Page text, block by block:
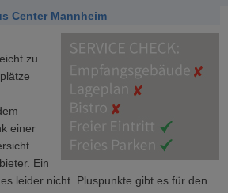
Center Mannheim
zu
einer
Ein
leider nicht. Pluspunkte gibt es für den